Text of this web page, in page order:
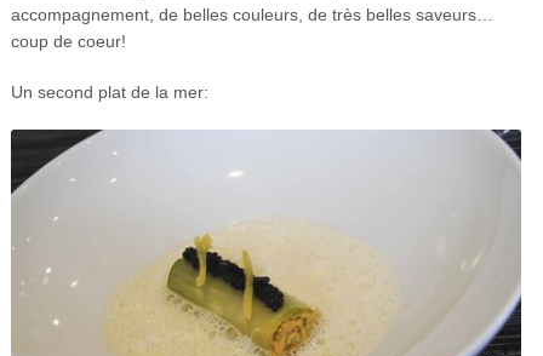
accompagnement, de belles couleurs, de très belles saveurs…
coup de coeur!
Un second plat de la mer: